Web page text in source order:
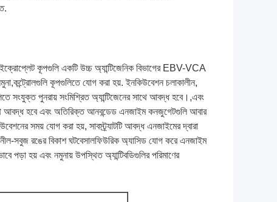
কূপগুলি একটি উচ্চ অ্যান্টিজেনিক বিভাগের EBV-VCA
কূপগুলিতে যোগ করা হয়. ইনকিউবেশন চলাকালীন,
সংযুক্ত পুনরায় সংমিশ্রিত অ্যান্টিজেনের সাথে আবদ্ধ হবে।,এবং
আবদ্ধ হবে এবং অতিরিক্ত আনবন্ডেড এনজাইম কনজুগেটগুলি আবার
সময় যোগ করা হয়, সাবস্ট্র্যাটটি আবদ্ধ এনজাইমের দ্বারা
সবুজ রঙের বিকাশ ঘটবেসালফিউরিক অ্যাসিড যোগ করে এনজাইম
হয় এবং নমুনায় উপস্থিত অ্যান্টিবডিগুলির পরিমাণের